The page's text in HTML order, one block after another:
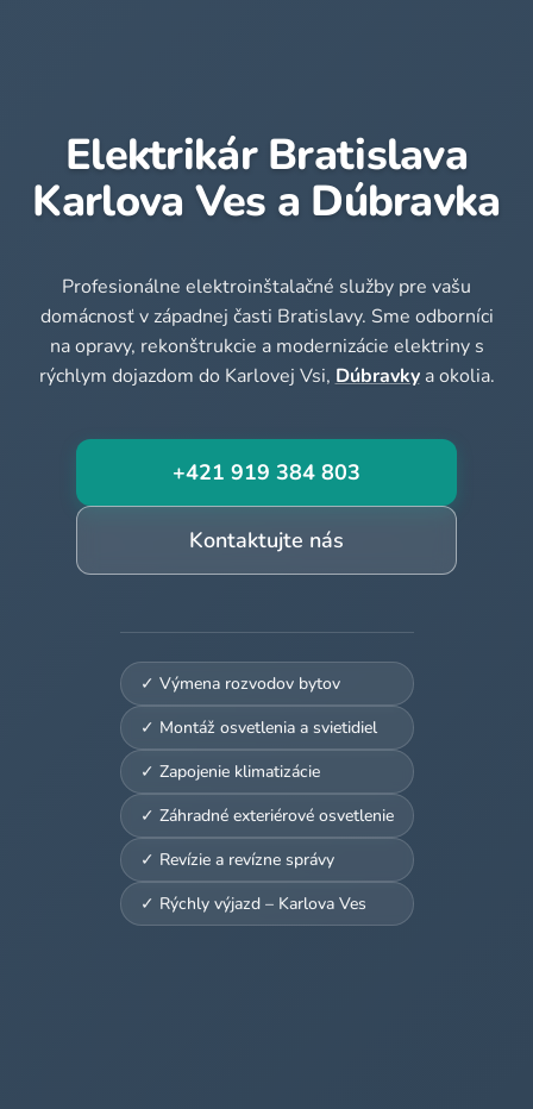
Elektrikár Bratislava
Karlova Ves a Dúbravka
Profesionálne elektroinštalačné služby pre vašu
domácnosť v západnej časti Bratislavy. Sme odborníci
na opravy, rekonštrukcie a modernizácie elektriny s
rýchlym dojazdom do Karlovej Vsi, Dúbravky a okolia.
+421 919 384 803
Kontaktujte nás
✓ Výmena rozvodov bytov
✓ Montáž osvetlenia a svietidiel
✓ Zapojenie klimatizácie
✓ Záhradné exteriérové osvetlenie
✓ Revízie a revízne správy
✓ Rýchly výjazd – Karlova Ves